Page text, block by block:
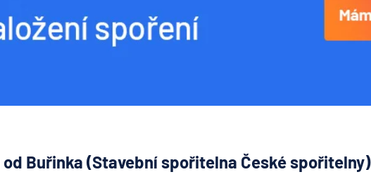
Buřinka (Stavební spořitelna České spořitelny)